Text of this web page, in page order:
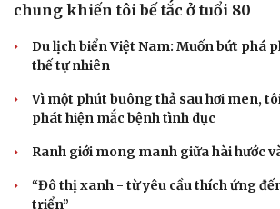
chung khiến tôi bế tắc ở tuổi 80
Du lịch biển Việt Nam: Muốn bứt phá
thế tự nhiên
Vì một phút buông thả sau hơi men,
phát hiện mắc bệnh tình dục
Ranh giới mong manh giữa hài hước
“Đô thị xanh - từ yêu cầu thích ứng
triển”